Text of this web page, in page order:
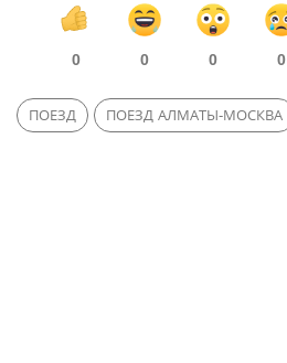
0 0 0 0
ПОЕЗД ПОЕЗД АЛМАТЫ-МОСКВА